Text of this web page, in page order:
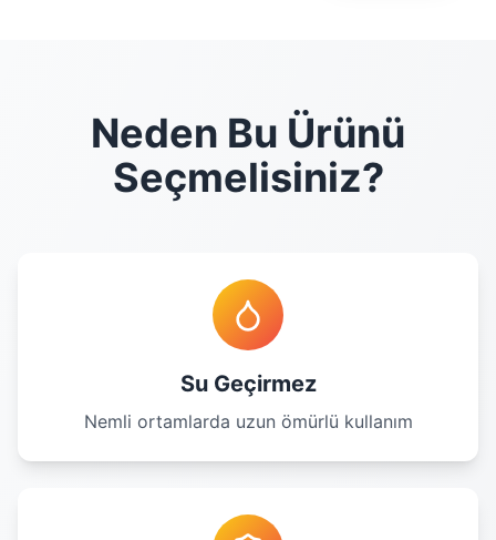
Neden Bu Ürünü
Seçmelisiniz?
Su Geçirmez
Nemli ortamlarda uzun ömürlü kullanım